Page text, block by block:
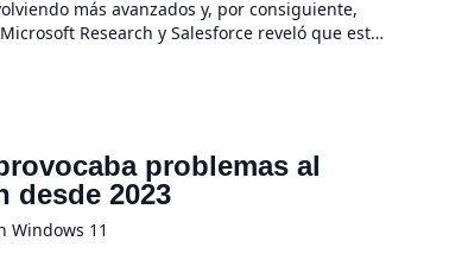
más avanzados y, por consiguiente,
Research y Salesforce reveló que estas
[…]
problemas al
desde 2023
Windows 11